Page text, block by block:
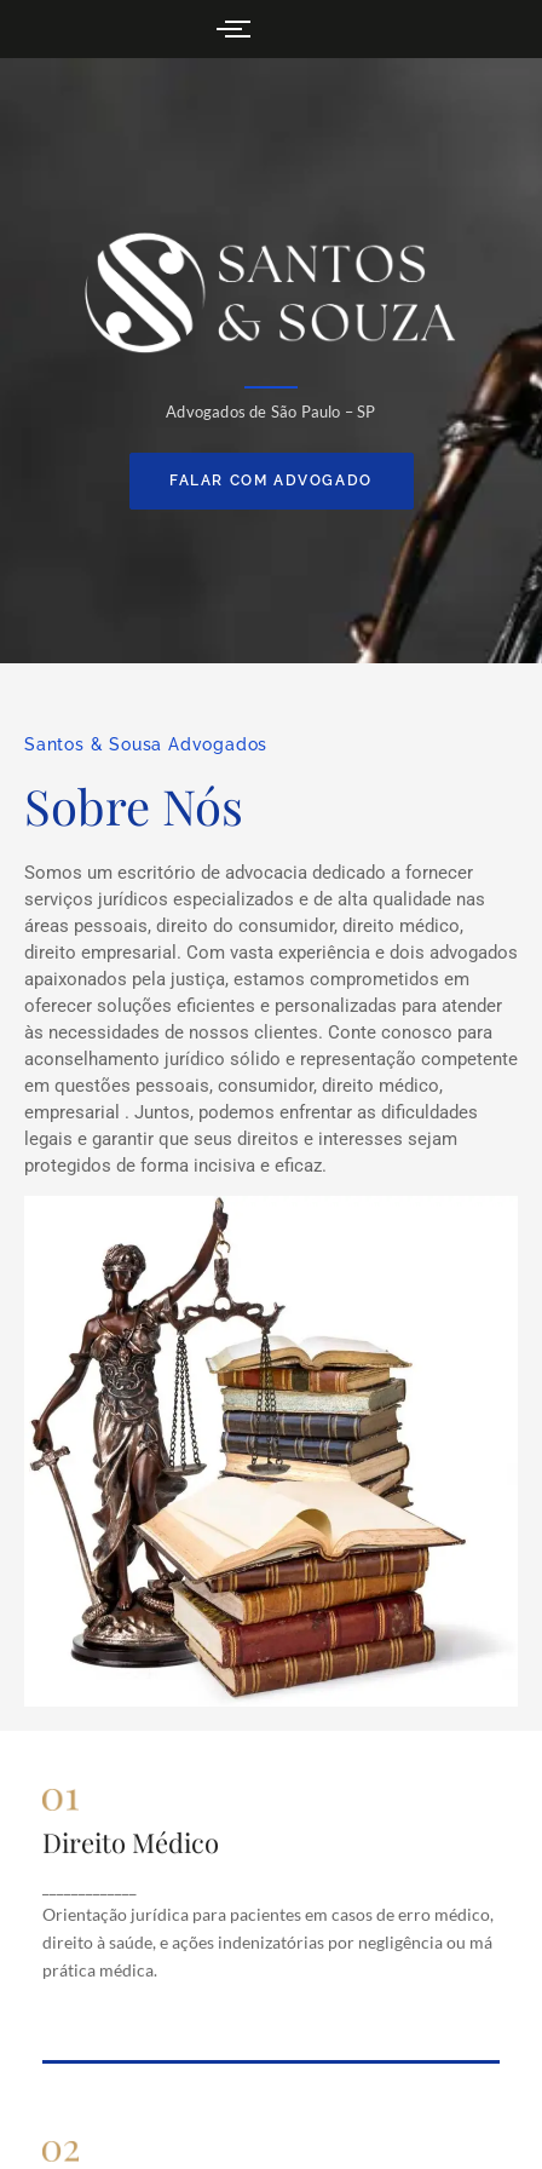
Advogados de São Paulo – SP
FALAR COM ADVOGADO
Santos & Sousa Advogados
Sobre Nós
Somos um escritório de advocacia dedicado a fornecer
serviços jurídicos especializados e de alta qualidade nas
áreas pessoais, direito do consumidor, direito médico,
direito empresarial. Com vasta experiência e dois advogados
apaixonados pela justiça, estamos comprometidos em
oferecer soluções eficientes e personalizadas para atender
às necessidades de nossos clientes. Conte conosco para
aconselhamento jurídico sólido e representação competente
em questões pessoais, consumidor, direito médico,
empresarial . Juntos, podemos enfrentar as dificuldades
legais e garantir que seus direitos e interesses sejam
protegidos de forma incisiva e eficaz.
Direito Médico
Orientação jurídica para pacientes em casos de erro médico,
direito à saúde, e ações indenizatórias por negligência ou má
prática médica.
Direito Médico
erro médico, direito à saúde, e ações indenizatórias
por negligência ou má prática médica.